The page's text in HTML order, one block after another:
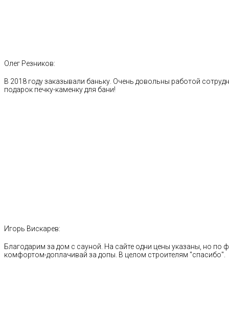
Олег Резников:
В 2018 году заказывали баньку. Очень довольны работой
подарок печку-каменку для бани!
Игорь Вискарев:
Благодарим за дом с сауной. На сайте одни цены указаны, но по
комфортом-доплачивай за допы. В целом строителям "спасибо".